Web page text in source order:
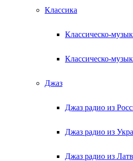
Классика
Классическо-
Классическо-
Джаз
Джаз радио из
Джаз радио из
Джаз радио из